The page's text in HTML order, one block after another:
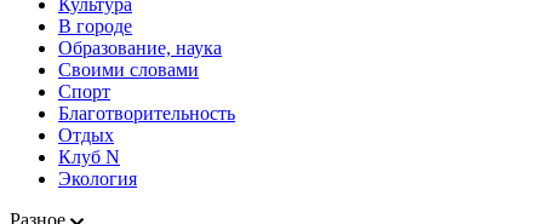
Культура
В городе
Образование, наука
Своими словами
Спорт
Благотворительность
Отдых
Клуб N
Экология
Разное